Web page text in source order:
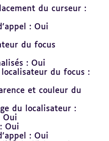
du curseur :
: Oui
du focus
: Oui
du focus :
et couleur du
du localisateur :
Oui
Oui
: Oui